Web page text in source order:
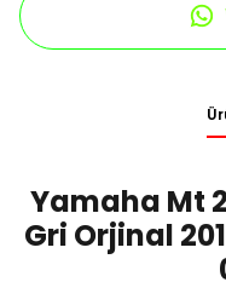
Yamaha Mt
Gri Orjinal